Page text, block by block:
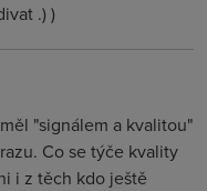
.) )
"signálem a kvalitou"
Co se týče kvality
i z těch kdo ještě